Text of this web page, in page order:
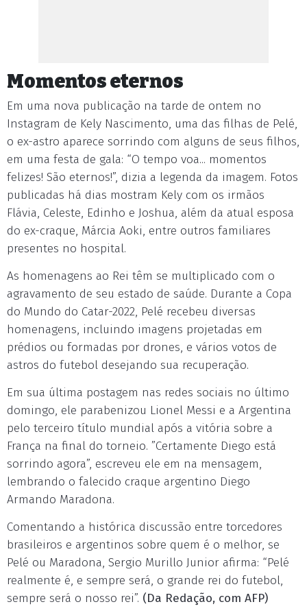
Momentos eternos
Em uma nova publicação na tarde de ontem no
Instagram de Kely Nascimento, uma das filhas de Pelé,
o ex-astro aparece sorrindo com alguns de seus filhos,
em uma festa de gala: “O tempo voa... momentos
felizes! São eternos!”, dizia a legenda da imagem. Fotos
publicadas há dias mostram Kely com os irmãos
Flávia, Celeste, Edinho e Joshua, além da atual esposa
do ex-craque, Márcia Aoki, entre outros familiares
presentes no hospital.
As homenagens ao Rei têm se multiplicado com o
agravamento de seu estado de saúde. Durante a Copa
do Mundo do Catar-2022, Pelé recebeu diversas
homenagens, incluindo imagens projetadas em
prédios ou formadas por drones, e vários votos de
astros do futebol desejando sua recuperação.
Em sua última postagem nas redes sociais no último
domingo, ele parabenizou Lionel Messi e a Argentina
pelo terceiro título mundial após a vitória sobre a
França na final do torneio. ”Certamente Diego está
sorrindo agora”, escreveu ele em na mensagem,
lembrando o falecido craque argentino Diego
Armando Maradona.
Comentando a histórica discussão entre torcedores
brasileiros e argentinos sobre quem é o melhor, se
Pelé ou Maradona, Sergio Murillo Junior afirma: “Pelé
realmente é, e sempre será, o grande rei do futebol,
sempre será o nosso rei”. (Da Redação, com AFP)